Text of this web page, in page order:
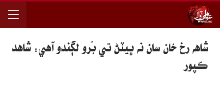
شاهه رخ خان سان نه ڀيٽڻ تي بُرو لڳندو آهي: شاهد
ڪپور